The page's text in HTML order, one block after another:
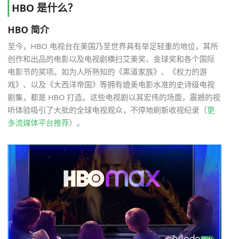
HBO 是什么？
HBO 简介
至今，HBO 电视台在美国乃至世界具有举足轻重的地位，其所
创作和出品的电影以及电视剧横扫艾美奖、金球奖和各个国际
电影节的奖项。如为人所熟知的《黑道家族》、《权力的游
戏》、以及《大西洋帝国》等拥有媲美电影水准的史诗级电视
剧集，都是 HBO 打造。这些电视剧以其宏伟的场面，震撼的视
听体验吸引了大批的全球电视观众，不停地刷新收视纪录（更
多流媒体平台推荐）。